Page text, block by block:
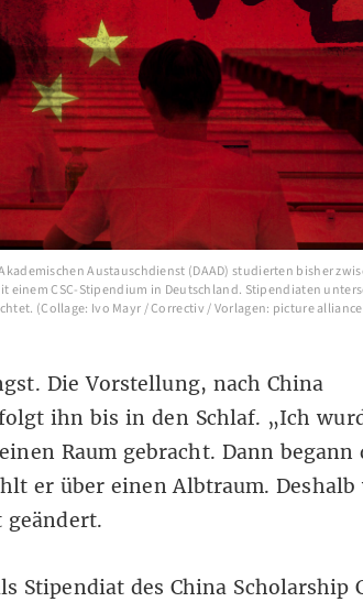
Austauschdienst (DAAD) studierten bisher
einem CSC-Stipendium in Deutschland. Stipendiaten
(Collage: Ivo Mayr / Correctiv / Vorlagen: picture
Die Vorstellung, nach China
ihn bis in den Schlaf. „Ich
Raum gebracht. Dann begann
er über einen Albtraum. Deshalb
geändert.
Stipendiat desChina Scholarship